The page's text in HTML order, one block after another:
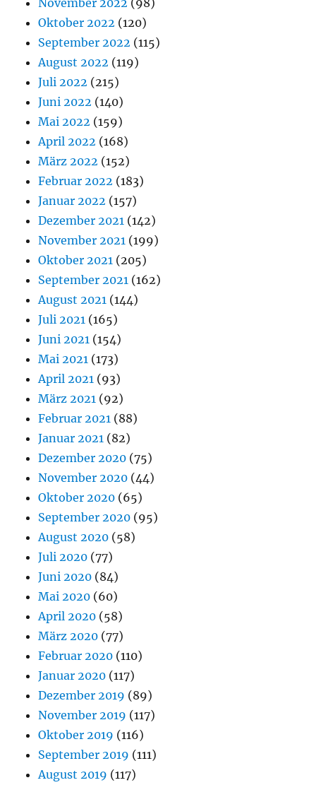
Oktober 2022 (120)
September 2022 (115)
August 2022 (119)
Juli 2022 (215)
Juni 2022 (140)
Mai 2022 (159)
April 2022 (168)
März 2022 (152)
Februar 2022 (183)
Januar 2022 (157)
Dezember 2021 (142)
November 2021 (199)
Oktober 2021 (205)
September 2021 (162)
August 2021 (144)
Juli 2021 (165)
Juni 2021 (154)
Mai 2021 (173)
April 2021 (93)
März 2021 (92)
Februar 2021 (88)
Januar 2021 (82)
Dezember 2020 (75)
November 2020 (44)
Oktober 2020 (65)
September 2020 (95)
August 2020 (58)
Juli 2020 (77)
Juni 2020 (84)
Mai 2020 (60)
April 2020 (58)
März 2020 (77)
Februar 2020 (110)
Januar 2020 (117)
Dezember 2019 (89)
November 2019 (117)
Oktober 2019 (116)
September 2019 (111)
August 2019 (117)